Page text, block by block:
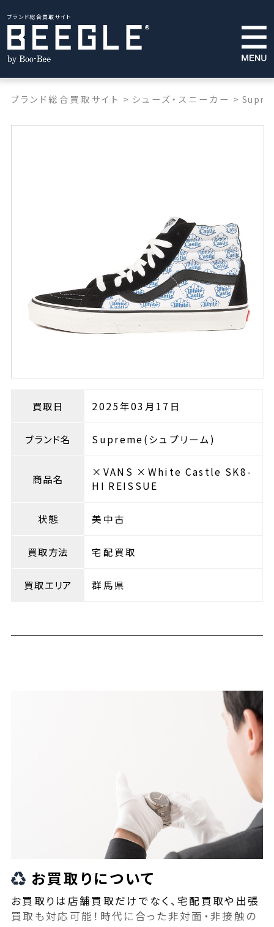
ブランド総合買取サイト
ブランド総合買取サイト > シューズ・スニーカー >
買取日 2025年03月17日
ブランド名 Supreme(シュプリーム)
商品名
×VANS ×White Castle SK8-
HI REISSUE
状態 美中古
買取方法 宅配買取
買取エリア 群馬県
お買取りについて
お買取りは店舗買取だけでなく、宅配買取や出張
買取も対応可能！時代に合った非対面・非接触の